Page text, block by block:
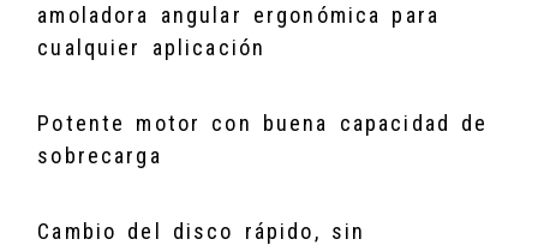
amoladora angular ergonómica para
cualquier aplicación
Potente motor con buena capacidad de
sobrecarga
Cambio del disco rápido, sin